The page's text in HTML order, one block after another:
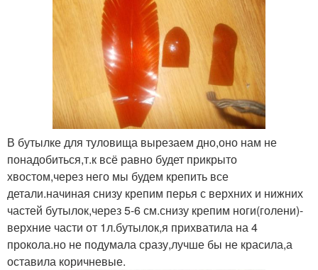
В бутылке для туловища вырезаем дно,оно нам не
понадобиться,т.к всё равно будет прикрыто
хвостом,через него мы будем крепить все
детали.начиная снизу крепим перья с верхних и нижних
частей бутылок,через 5-6 см.снизу крепим ноги(голени)-
верхние части от 1л.бутылок,я прихватила на 4
прокола.но не подумала сразу,лучше бы не красила,а
оставила коричневые.